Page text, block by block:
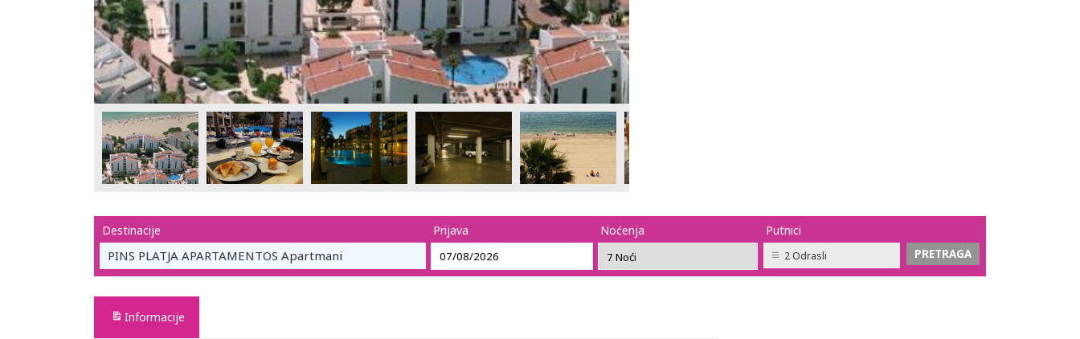
Destinacije
PINS PLATJA APARTAMENTOS Apartmani
Prijava Noćenja Putnici
2 Odrasli
Informacije